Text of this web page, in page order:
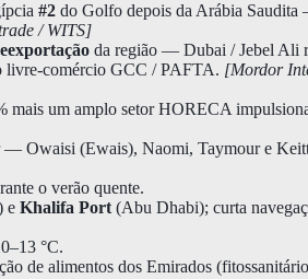
#2 do Golfo depois da Arábia
/ WITS]
da região — Dubai / Jebel Ali
livre-comércio GCC / PAFTA. [Mordor
mais um amplo setor HORECA
— Owaisi (Ewais), Naomi, Taymour e
o verão quente.
e Khalifa Port(Abu Dhabi); curta
°C.
de alimentos dos Emirados